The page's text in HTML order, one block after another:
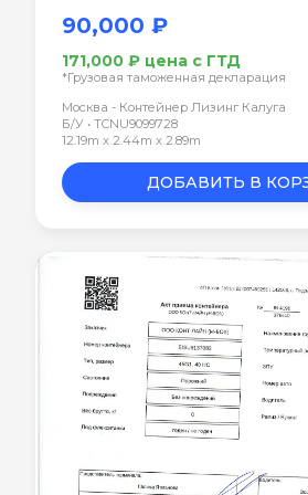
90,000 ₽
171,000 ₽ цена с ГТД
*Грузовая таможенная декларация
Москва - Контейнер Лизинг Калуга
Б/У • TCNU9099728
12.19m x 2.44m x 2.89m
ДОБАВИТЬ В